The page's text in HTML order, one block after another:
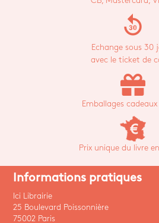
replay_30
Echange sous 30
avec le ticket de
Emballages
Prix unique du livre
Informations pratiques
Ici Librairie
25 Boulevard Poissonnière
75002 Paris